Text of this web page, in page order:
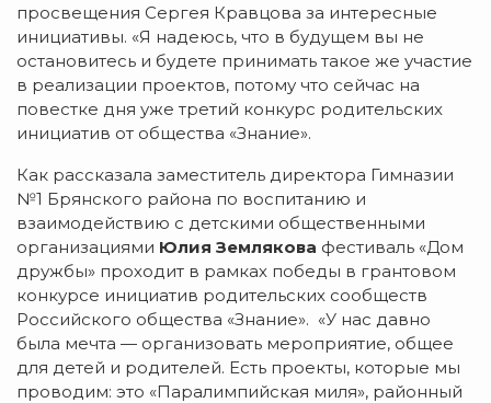
просвещения Сергея Кравцова за интересные
инициативы. «Я надеюсь, что в будущем вы не
остановитесь и будете принимать такое же участие
в реализации проектов, потому что сейчас на
повестке дня уже третий конкурс родительских
инициатив от общества «Знание».
Как рассказала заместитель директора Гимназии
№1 Брянского района по воспитанию и
взаимодействию с детскими общественными
организациями Юлия Землякова фестиваль «Дом
дружбы» проходит в рамках победы в грантовом
конкурсе инициатив родительских сообществ
Российского общества «Знание». «У нас давно
была мечта — организовать мероприятие, общее
для детей и родителей. Есть проекты, которые мы
проводим: это «Паралимпийская миля», районный